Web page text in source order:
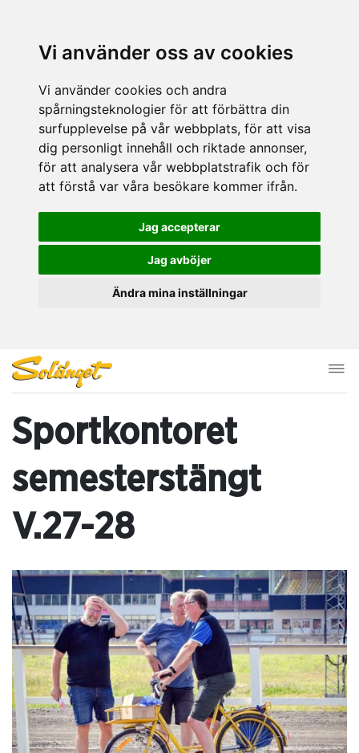
Vi använder oss av cookies
Vi använder cookies och andra
spårningsteknologier för att förbättra din
surfupplevelse på vår webbplats, för att visa
dig personligt innehåll och riktade annonser,
för att analysera vår webbplatstrafik och för
att förstå var våra besökare kommer ifrån.
Jag accepterar
Jag avböjer
Ändra mina inställningar
Sportkontoret
semesterstängt
V.27-28